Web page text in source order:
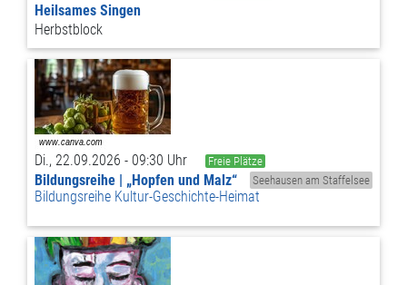
Heilsames Singen
Herbstblock
Di., 22.09.2026 - 09:30 Uhr
Freie Plätze
Seehausen am Staffelsee
Bildungsreihe | „Hopfen und Malz“
Bildungsreihe Kultur-Geschichte-Heimat